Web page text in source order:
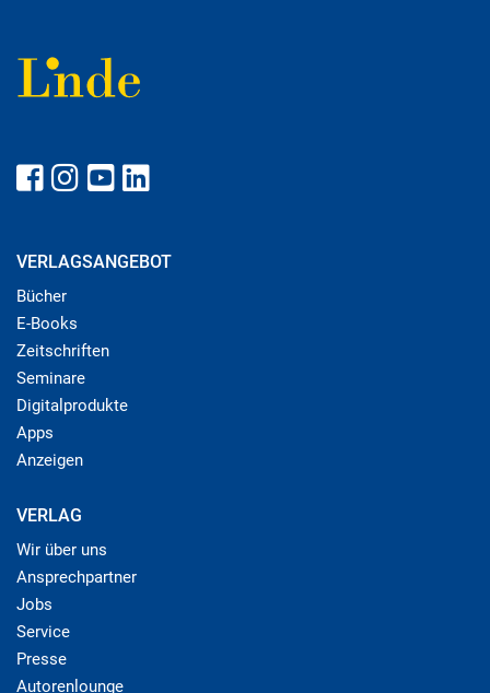
VERLAGSANGEBOT
Bücher
E-Books
Zeitschriften
Seminare
Digitalprodukte
Apps
Anzeigen
VERLAG
Wir über uns
Ansprechpartner
Jobs
Service
Presse
Autorenlounge